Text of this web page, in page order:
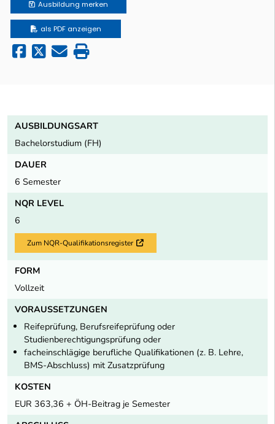
Ausbildung merken
als PDF anzeigen
AUSBILDUNGSART
Bachelorstudium (FH)
DAUER
6 Semester
NQR LEVEL
6
Zum NQR-Qualifikationsregister Externer Link
FORM
Vollzeit
VORAUSSETZUNGEN
Reifeprüfung, Berufsreifeprüfung oder
Studienberechtigungsprüfung oder
facheinschlägige berufliche Qualifikationen (z. B. Lehre,
BMS-Abschluss) mit Zusatzprüfung
KOSTEN
EUR 363,36 + ÖH-Beitrag je Semester